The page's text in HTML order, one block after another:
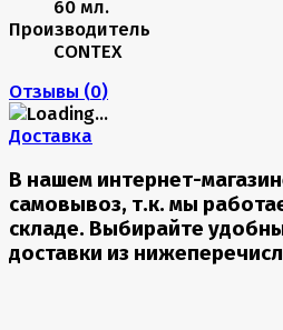
60 мл.
Производитель
CONTEX
Отзывы (0)
Доставка
В нашем интернет-
самовывоз, т.к. мы
складе. Выбирайте
доставки из